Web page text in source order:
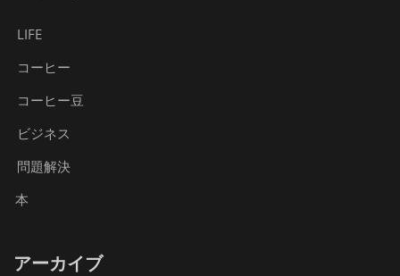
LIFE
コーヒー
コーヒー豆
ビジネス
問題解決
本
アーカイブ